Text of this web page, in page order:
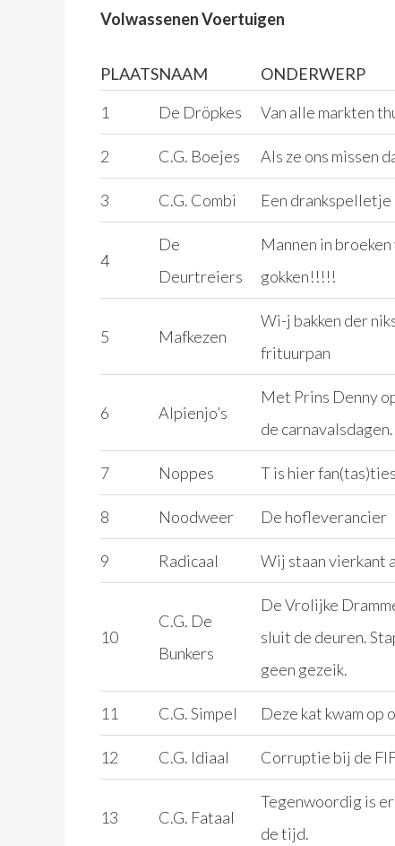
Volwassenen Voertuigen
PLAATSNAAM ONDERWERP
1
De Dröpkes Van alle markten
2 C.G. Boejes Als ze ons missen
3 C.G. Combi Een drankspelletje
4
De
Deurtreiers
Mannen in
gokken!!!!!
5 Mafkezen
Wi-j bakken der
frituurpan
6 Alpienjo’s
Met Prins Denny
de carnavalsdagen.
7 Noppes T is hier
8 Noodweer De hofleverancier
9 Radicaal Wij staan vierkant
10
C.G. De
Bunkers
De Vrolijke
sluit de deuren.
geen gezeik.
11 C.G. Simpel Deze kat kwam op
12 C.G. Idiaal Corruptie bij de
13 C.G. Fataal
Tegenwoordig is
de tijd.